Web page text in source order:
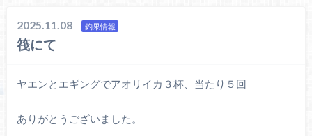
2025.11.08 釣果情報
筏にて
ヤエンとエギングでアオリイカ３杯、当たり５回
ありがとうございました。